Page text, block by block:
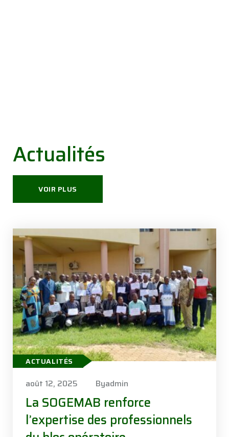
Actualités
VOIR PLUS
ACTUALITÉS
août 12, 2025 Byadmin
La SOGEMAB renforce
l’expertise des professionnels